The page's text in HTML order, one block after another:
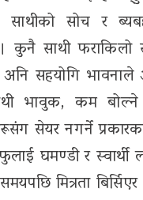
साथीको सोच र
साथी फराकिलो
सहयोगि भावनाले
भावुक, कम
सेयर नगर्ने
घमण्डी र स्वार्थी
मित्रता